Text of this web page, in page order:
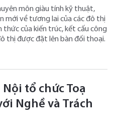
môn giàu tính kỹ thuật,
mới về tương lai của các đô thị
thức của kiến trúc, kết cấu công
thị được đặt lên bàn đối thoại.
tổ chức Toạ
Nghề và Trách